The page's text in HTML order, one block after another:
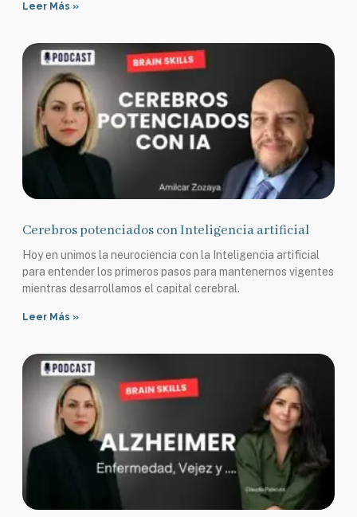
Leer Más »
Cerebros potenciados con Inteligencia artificial
Hoy en unimos la neurociencia con la Inteligencia artificial
para entender los primeros pasos para mantenernos vigentes
mientras desarrollamos el capital cerebral.
Leer Más »